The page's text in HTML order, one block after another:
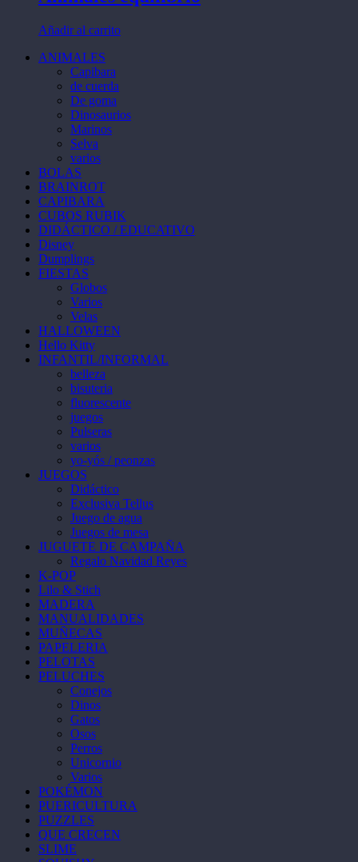
en
variantes.
Añadir al carrito
ANIMALES
Capibara
de cuerda
De goma
Dinosaurios
Marinos
Selva
varios
BOLAS
BRAINROT
CAPIBARA
CUBOS RUBIK
DIDÁCTICO / EDUCATIVO
Disney
Dumplings
FIESTAS
Globos
Varios
Velas
HALLOWEEN
Hello Kitty
INFANTIL/INFORMAL
belleza
bisuteria
fluorescente
juegos
Pulseras
varios
yo-yós / peonzas
JUEGOS
Didáctico
Exclusiva Tellus
Juego de agua
Juegos de mesa
JUGUETE DE CAMPAÑA
Regalo Navidad Reyes
K-POP
Lilo & Stich
MADERA
MANUALIDADES
MUÑECAS
PAPELERIA
PELOTAS
PELUCHES
Conejos
Dinos
Gatos
Osos
Perros
Unicornio
Varios
POKÉMON
PUERICULTURA
PUZZLES
QUE CRECEN
SLIME